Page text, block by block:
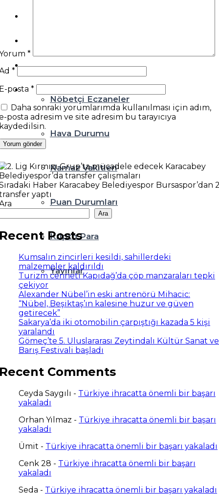
Diğer
Nöbetçi Eczaneler
Hava Durumu
Namaz Vakitleri
Puan Durumları
Kripto Para
Yayınlar
*
*
posta *
Daha sonraki yorumlarımda kullanılması için adım,
posta adresim ve site adresim bu tarayıcıya
Haber Karacabey Belediyespor Bursaspor’dan
yaptı
Ara
Posts
Kumsalın zincirleri kesildi, sahillerdeki
malzemeler kaldırıldı
Turizm cenneti Kapıdağ’da çöp manzaraları tepki
çekiyor
Alexander Nübel’in eski antrenörü Mihacic:
“Nübel, Beşiktaş’ın kalesine huzur ve güven
getirecek”
Sakarya’da iki otomobilin çarpıştığı kazada 5 kişi
yaralandı
Gömeç’te 5. Uluslararası Zeytindalı Kültür Sanat ve
Barış Festivali başladı
Comments
Ceyda Saygılı - Türkiye ihracatta önemli bir başarı
yakaladı
Orhan Yılmaz - Türkiye ihracatta önemli bir başarı
yakaladı
Ümit - Türkiye ihracatta önemli bir başarı yakaladı
Cenk 28 - Türkiye ihracatta önemli bir başarı
yakaladı
Seda - Türkiye ihracatta önemli bir başarı yakaladı